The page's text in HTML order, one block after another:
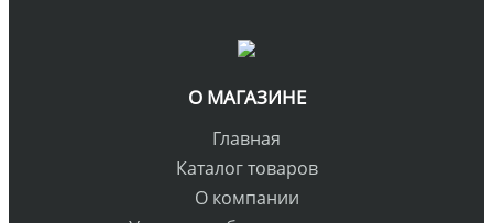
О МАГАЗИНЕ
Главная
Каталог товаров
О компании